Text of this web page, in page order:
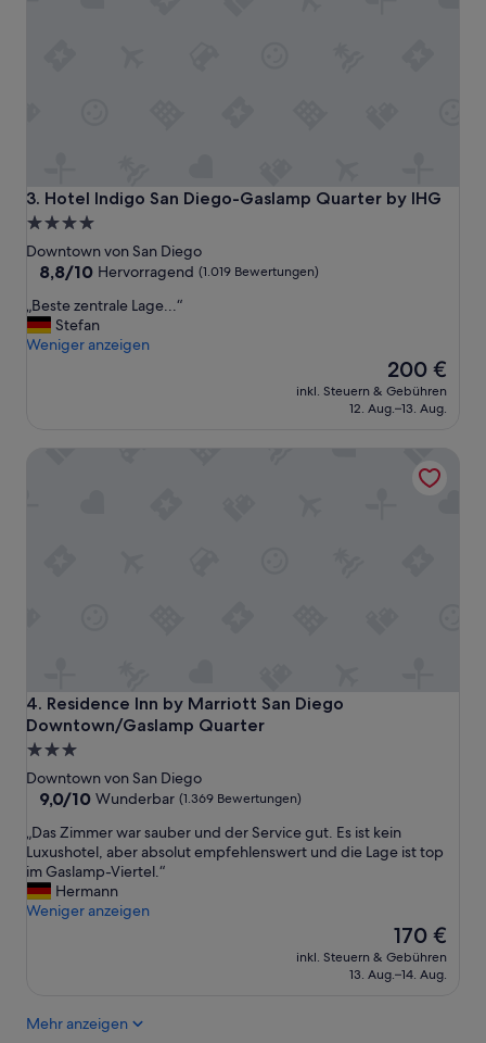
3. Hotel Indigo San Diego-Gaslamp Quarter by IHG
Hotel Indigo San Diego-Gaslamp Quarter by IHG
4.0-
Sterne-
Unterkunft
Downtown von San Diego
8.8
10,
Hervorragend,
(1.019
8,8/10 Hervorragend (1.019 Bewertungen)
„
B
e
“
„Beste zentrale Lage...“
Stefan
Weniger anzeigen
Der
Preis
beträgt
200 €
inkl. Steuern & Gebühren
12. Aug.–13. Aug.
4. Residence Inn by Marriott San Diego
Downtown/Gaslamp Quarter
Residence Inn by Marriott San Diego Downtown/
3.0-
Sterne-
Unterkunft
Downtown von San Diego
9.0
10,
Wunderbar,
(1.369
Bewertungen)
9,0/10 Wunderbar (1.369 Bewertungen)
„
D
a
s
Z
w
„Das Zimmer war sauber und der Service gut. Es ist kein
Luxushotel, aber absolut empfehlenswert und die Lage ist top
im Gaslamp-Viertel.“
Hermann
Weniger anzeigen
Der
Preis
beträgt
170 €
inkl. Steuern & Gebühren
13. Aug.–14. Aug.
Residence Inn by Marriott San Diego Downtown/
Mehr anzeigen